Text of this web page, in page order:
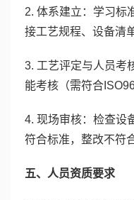
2. 体系建立：学习标
接工艺规程、设备清
3. 工艺评定与人员考
能考核（需符合
4. 现场审核：检查设
符合标准，整改不符
五、人员资质要求